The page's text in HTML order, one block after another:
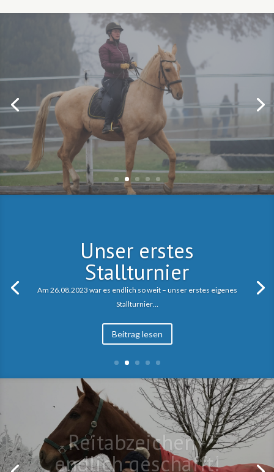
Berittpferd Michel
Michel ist ein nun 7 jähriger Wallach, welcher seit dem
01.11.2021 zum Beritt bei mir war..
Beitrag lesen
Unser erstes
Stallturnier
Am 26.08.2023 war es endlich so weit – unser erstes eigenes
Stallturnier…
Beitrag lesen
Reitabzeichen -
endlich geschafft!
Am 26.12.16 haben wir uns nachmittags mit Bulgari und